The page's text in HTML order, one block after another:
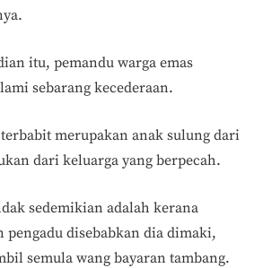
itu, pemandu warga emas
sebarang kecederaan.
merupakan anak sulung dari
dari keluarga yang berpecah.
sedemikian adalah kerana
pengadu disebabkan dia dimaki,
semula wang bayaran tambang.